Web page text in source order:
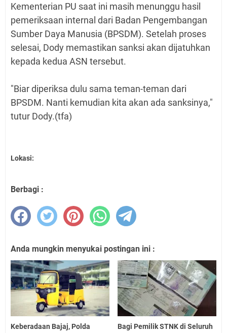
Kementerian PU saat ini masih menunggu hasil
pemeriksaan internal dari Badan Pengembangan
Sumber Daya Manusia (BPSDM). Setelah proses
selesai, Dody memastikan sanksi akan dijatuhkan
kepada kedua ASN tersebut.
"Biar diperiksa dulu sama teman-teman dari
BPSDM. Nanti kemudian kita akan ada sanksinya,"
tutur Dody.(tfa)
Lokasi:
Berbagi :
Anda mungkin menyukai postingan ini :
Keberadaan Bajaj, Polda
Bagi Pemilik STNK di Seluruh